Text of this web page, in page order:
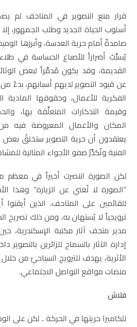
قرار منع التصوير في المتاحف لم
أسلوب الحياة الجديد وطلب الجمهور،
صامدةً أمام حرية العدسة، وأبرزها
يُسبِّبُ أضراراً للأصباغ الحساسة في
القديمة، وقد يكون مُدمِّراً لبعض
عن قيود التصوير لديهم أسبابهم، بدءً
الفكرية للأعمال، وحقوقها المادية
وقيمة التذكارات المتعلِّقة بها،
المكان والأعمال المعروضة فيه
يعتقدون أن حرية التصوير ستخلقُ
الفنية وتُكدِّرُ صفو الأجواء المثالية
لكن الصورة انتصرت أخيراً في معظم
“الصورة لا تُغني عن الزيارة” وهذا
للقائمين على المتاحف، الذين
ترويجياً لا يُستهان به، ومن ذلك تصريح
مدير متحف آثار مكتبة الإسكندرية،
إدارة الآثار بالسماح للزائرين
الأثرية، يهدف للترويج السياحيّ من
منصات مواقع التواصل الاجتماعي.
فلاش
للكاميرا حريتها في الحركة .. لكن على